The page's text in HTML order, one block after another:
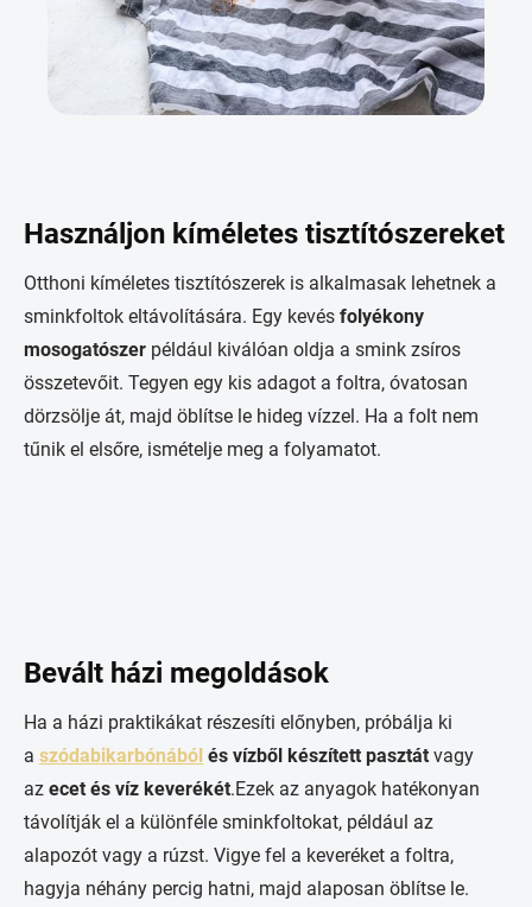
Használjon kíméletes tisztítószereket
Otthoni kíméletes tisztítószerek is alkalmasak lehetnek a
sminkfoltok eltávolítására. Egy kevés folyékony
mosogatószer például kiválóan oldja a smink zsíros
összetevőit. Tegyen egy kis adagot a foltra, óvatosan
dörzsölje át, majd öblítse le hideg vízzel. Ha a folt nem
tűnik el elsőre, ismételje meg a folyamatot.
Bevált házi megoldások
Ha a házi praktikákat részesíti előnyben, próbálja ki
a szódabikarbónából és vízből készített pasztát vagy
az ecet és víz keverékét.Ezek az anyagok hatékonyan
távolítják el a különféle sminkfoltokat, például az
alapozót vagy a rúzst. Vigye fel a keveréket a foltra,
hagyja néhány percig hatni, majd alaposan öblítse le.